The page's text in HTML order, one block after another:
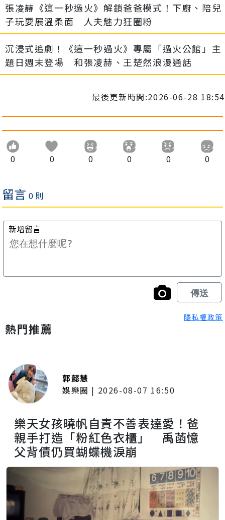
張凌赫《這一秒過火》解鎖爸爸模式！下廚、陪兒
子玩耍展溫柔面 人夫魅力狂圈粉
沉浸式追劇！《這一秒過火》專屬「過火公館」主
題日週末登場 和張凌赫、王楚然浪漫通話
最後更新時間:2026-06-28 18:54
0 0 0 0 0 0
隱私權政策
熱門推薦
郭懿慧
娛樂圈 | 2026-08-07 16:50
樂天女孩曉帆自責不善表達愛！爸
親手打造「粉紅色衣櫃」 禹菡憶
父背債仍買蝴蝶機淚崩